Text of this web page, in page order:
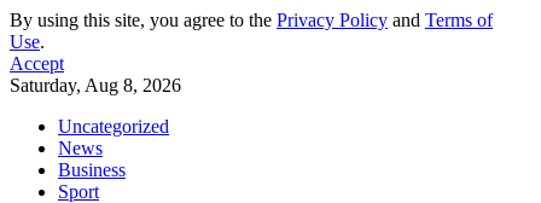
By using this site, you agree to the Privacy Policy and Terms of
Use.
Accept
Saturday, Aug 8, 2026
Uncategorized
News
Business
Sport